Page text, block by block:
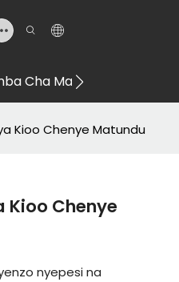
Cha Maonyesho Cha VR
Kioo Chenye Matundu
Kioo Chenye
nyepesi na